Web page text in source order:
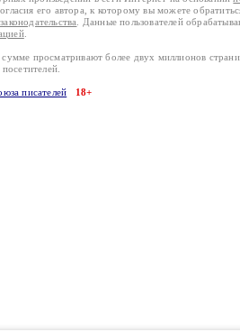
его автора, к которому вы можете
. Данные пользователей
.
просматривают более двух миллионов
писателей 18+